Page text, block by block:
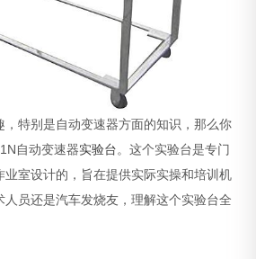
，特别是自动变速器方面的知识，那么你
自动变速器实验台。这个实验台是专门
业室设计的，旨在提供实际实操和培训机
员还是汽车发烧友，理解这个实验台全